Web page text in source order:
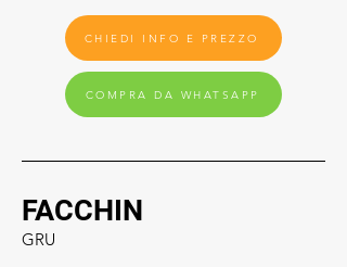
CHIEDI INFO E PREZZO
COMPRA DA WHATSAPP
FACCHIN
GRU